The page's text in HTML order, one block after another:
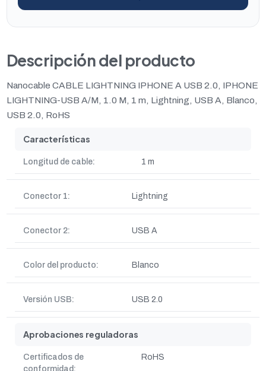
Descripción del producto
Nanocable CABLE LIGHTNING IPHONE A USB 2.0, IPHONE
LIGHTNING-USB A/M, 1.0 M, 1 m, Lightning, USB A, Blanco,
USB 2.0, RoHS
Características
Longitud de cable: 1 m
Conector 1: Lightning
Conector 2: USB A
Color del producto: Blanco
Versión USB: USB 2.0
Aprobaciones reguladoras
Certificados de
conformidad:
RoHS